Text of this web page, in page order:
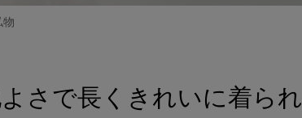
さで長くきれいに着られ